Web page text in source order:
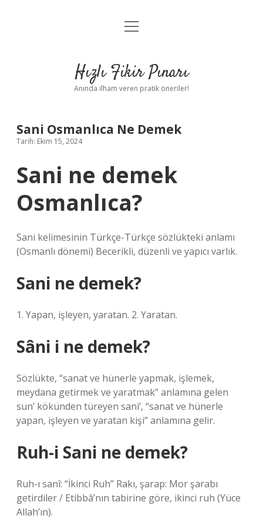
Anasayfa
Yasal Uyarı
menüyü
Hızlı Fikir Pınarı
Anında ilham veren pratik öneriler!
Sani Osmanlıca Ne Demek
Tarih: Ekim 15, 2024
Sani ne demek
Osmanlıca?
Sani kelimesinin Türkçe-Türkçe sözlükteki anlamı
(Osmanlı dönemi) Becerikli, düzenli ve yapıcı varlık.
Sani ne demek?
1. Yapan, işleyen, yaratan. 2. Yaratan.
Sâni i ne demek?
Sözlükte, “sanat ve hünerle yapmak, işlemek,
meydana getirmek ve yaratmak” anlamına gelen
sun’ kökünden türeyen sani’, “sanat ve hünerle
yapan, işleyen ve yaratan kişi” anlamına gelir.
Ruh-i Sani ne demek?
Ruh-ı sanî: “İkinci Ruh” Rakı, şarap: Mor şarabı
getirdiler / Etibbâ’nın tabirine göre, ikinci ruh (Yüce
Allah’ın).